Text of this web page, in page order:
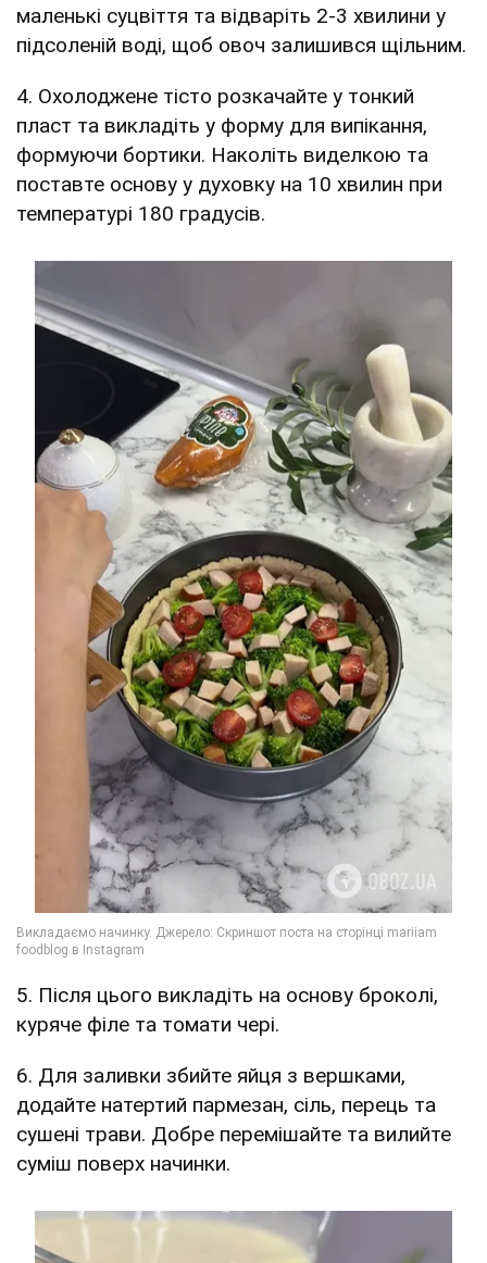
маленькі суцвіття та відваріть 2-3 хвилини у
підсоленій воді, щоб овоч залишився щільним.
4. Охолоджене тісто розкачайте у тонкий
пласт та викладіть у форму для випікання,
формуючи бортики. Наколіть виделкою та
поставте основу у духовку на 10 хвилин при
температурі 180 градусів.
5. Після цього викладіть на основу броколі,
куряче філе та томати чері.
6. Для заливки збийте яйця з вершками,
додайте натертий пармезан, сіль, перець та
сушені трави. Добре перемішайте та вилийте
суміш поверх начинки.